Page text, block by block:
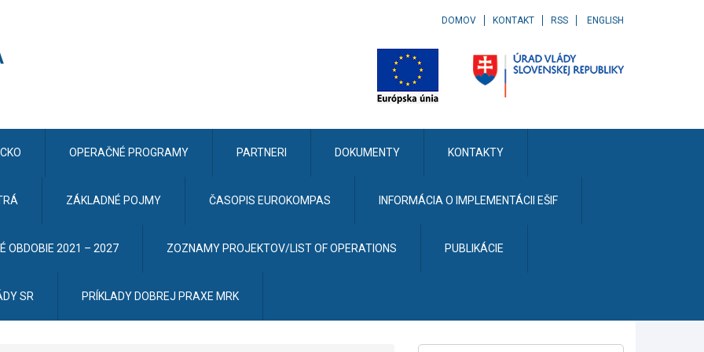
DOMOV KONTAKT RSS ENGLISH
CKO OPERAČNÉ PROGRAMY PARTNERI DOKUMENTY KONTAKTY
ZÁKLADNÉ POJMY ČASOPIS EUROKOMPAS INFORMÁCIA O IMPLEMENTÁCII EŠIF
OBDOBIE 2021 – 2027 ZOZNAMY PROJEKTOV/LIST OF OPERATIONS PUBLIKÁCIE
SR PRÍKLADY DOBREJ PRAXE MRK